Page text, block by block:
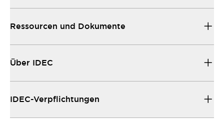
Ressourcen und Dokumente
Über IDEC
IDEC-Verpflichtungen